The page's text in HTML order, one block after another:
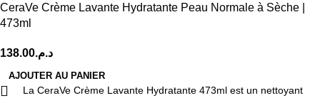
CeraVe Crème Lavante Hydratante Peau Normale à Sèche |
473ml
د.م.138.00
AJOUTER AU PANIER
La CeraVe Crème Lavante Hydratante 473ml est un nettoyant